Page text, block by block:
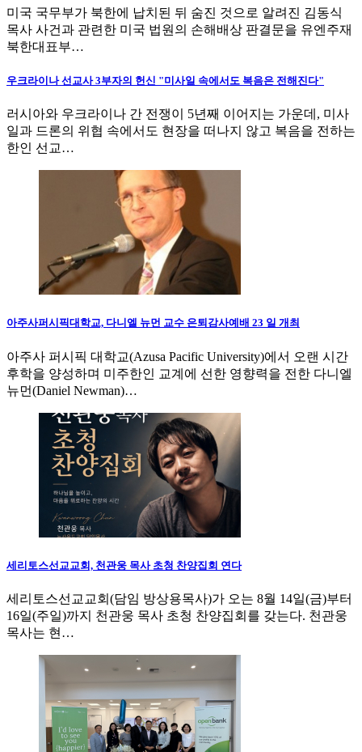
미국 국무부가 북한에 납치된 뒤 숨진 것으로 알려진 김동식
목사 사건과 관련한 미국 법원의 손해배상 판결문을 유엔주재
북한대표부…
우크라이나 선교사 3부자의 헌신 "미사일 속에서도 복음은 전해진다"
러시아와 우크라이나 간 전쟁이 5년째 이어지는 가운데, 미사
일과 드론의 위협 속에서도 현장을 떠나지 않고 복음을 전하는
한인 선교…
아주사퍼시픽대학교, 다니엘 뉴먼 교수 은퇴감사예배 23 일 개최
아주사 퍼시픽 대학교(Azusa Pacific University)에서 오랜 시간
후학을 양성하며 미주한인 교계에 선한 영향력을 전한 다니엘
뉴먼(Daniel Newman)…
세리토스선교교회, 천관웅 목사 초청 찬양집회 연다
세리토스선교교회(담임 방상용목사)가 오는 8월 14일(금)부터
16일(주일)까지 천관웅 목사 초청 찬양집회를 갖는다. 천관웅
목사는 현…